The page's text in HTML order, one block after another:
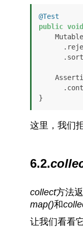
@Test
public void
}
这里，我们
6.2.
collect方法
map()和
让我们看看